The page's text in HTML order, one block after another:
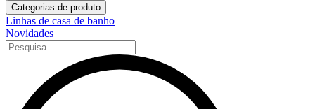
Categorias de produto
Linhas de casa de banho
Novidades